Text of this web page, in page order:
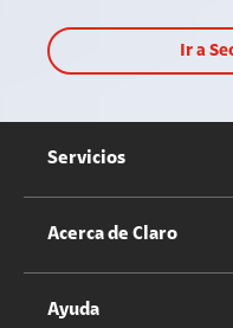
Ir a
Servicios
Servicios Móviles
Acerca de Claro
Información Corporativa
Ayuda